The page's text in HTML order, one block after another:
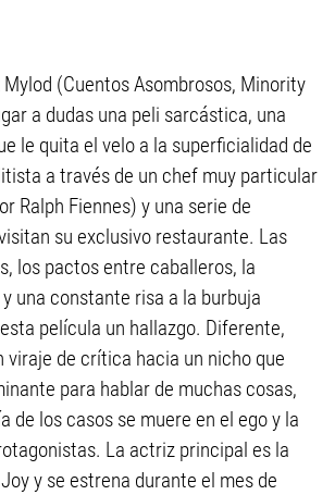
(Cuentos Asombrosos, Minority
a dudas una peli sarcástica, una
le quita el velo a la superficialidad de
a través de un chef muy particular
Ralph Fiennes) y una serie de
su exclusivo restaurante. Las
los pactos entre caballeros, la
una constante risa a la burbuja
película un hallazgo. Diferente,
viraje de crítica hacia un nicho que
para hablar de muchas cosas,
de los casos se muere en el ego y la
La actriz principal es la
y se estrena durante el mes de